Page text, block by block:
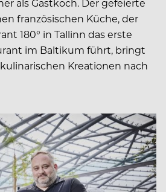
als Gastkoch. Der gefeierte
französischen Küche, der
180° in Tallinn das erste
im Baltikum führt, bringt
Kreationen nach